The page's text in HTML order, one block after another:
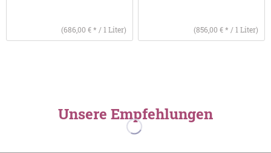
(686,00 € * / 1 Liter) (856,00 € * / 1 Liter)
Unsere Empfehlungen